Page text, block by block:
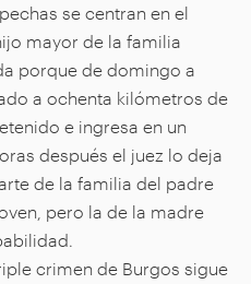
se centran en el
mayor de la familia
porque de domingo a
a ochenta kilómetros de
e ingresa en un
después el juez lo deja
de la familia del padre
pero la de la madre
crimen de Burgos sigue